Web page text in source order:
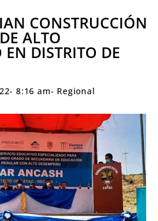
CONSTRUCCIÓN
ALTO
DISTRITO DE
- 8:16 am- Regional